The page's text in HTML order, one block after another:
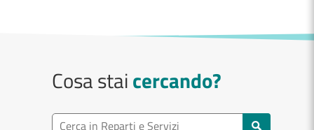
Cosa staicercando?
Ricerca reparto